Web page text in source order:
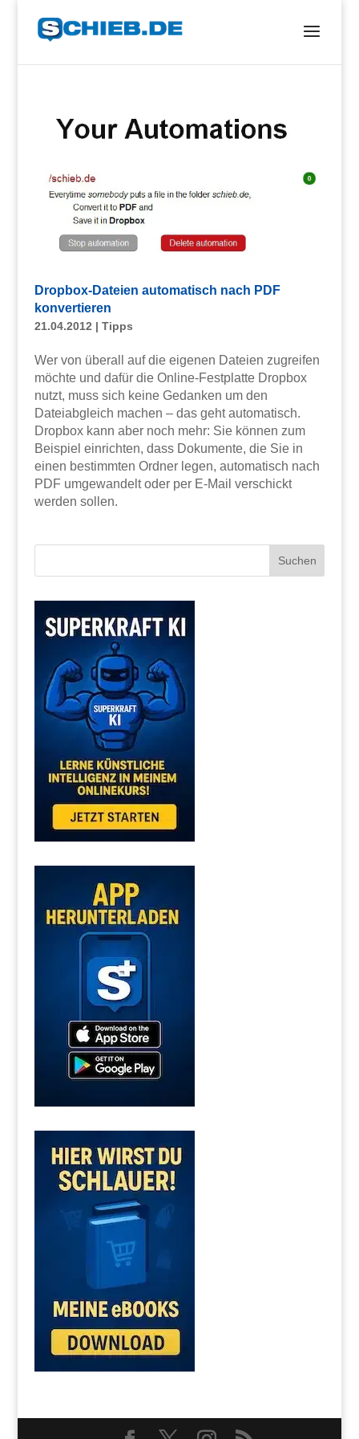
Dropbox-Dateien automatisch nach PDF
konvertieren
21.04.2012| Tipps
Wer von überall auf die eigenen Dateien zugreifen
möchte und dafür die Online-Festplatte Dropbox
nutzt, muss sich keine Gedanken um den
Dateiabgleich machen – das geht automatisch.
Dropbox kann aber noch mehr: Sie können zum
Beispiel einrichten, dass Dokumente, die Sie in
einen bestimmten Ordner legen, automatisch nach
PDF umgewandelt oder per E-Mail verschickt
werden sollen.